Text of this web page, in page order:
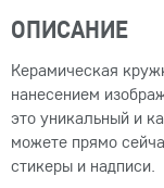
ОПИСАНИЕ
Керамическая
нанесением
это уникальный и
можете прямо
стикеры и надписи.